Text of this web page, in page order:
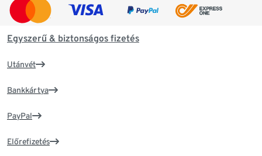
Egyszerű & biztonságos fizetés
Utánvét
Bankkártya
PayPal
Előrefizetés